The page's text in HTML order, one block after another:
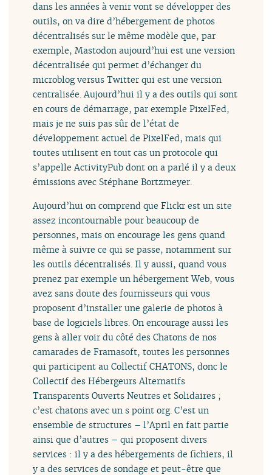
dans les années à venir vont se développer des
outils, on va dire d’hébergement de photos
décentralisés sur le même modèle que, par
exemple, Mastodon aujourd’hui est une version
décentralisée qui permet d’échanger du
microblog versus Twitter qui est une version
centralisée. Aujourd’hui il y a des outils qui sont
en cours de démarrage, par exemple PixelFed,
mais je ne suis pas sûr de l’état de
développement actuel de PixelFed, mais qui
toutes utilisent en tout cas un protocole qui
s’appelle ActivityPub dont on a parlé il y a deux
émissions avec Stéphane Bortzmeyer.
Aujourd’hui on comprend que Flickr est un site
assez incontournable pour beaucoup de
personnes, mais on encourage les gens quand
même à suivre ce qui se passe, notamment sur
les outils décentralisés. Il y aussi, quand vous
prenez par exemple un hébergement Web, vous
avez sans doute des fournisseurs qui vous
proposent d’installer une galerie de photos à
base de logiciels libres. On encourage aussi les
gens à aller voir du côté des Chatons de nos
camarades de Framasoft, toutes les personnes
qui participent au Collectif CHATONS, donc le
Collectif des Hébergeurs Alternatifs
Transparents Ouverts Neutres et Solidaires ;
c’est chatons avec un s point org. C’est un
ensemble de structures – l’April en fait partie
ainsi que d’autres – qui proposent divers
services : il y a des hébergements de fichiers, il
y a des services de sondage et peut-être que